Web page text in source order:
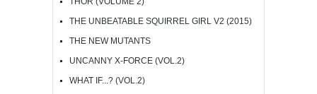
THE UNBEATABLE SQUIRREL GIRL V2 (2015)
THE NEW MUTANTS
UNCANNY X-FORCE (VOL.2)
WHAT IF...? (VOL.2)